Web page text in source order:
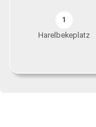
1
Harelbekeplatz